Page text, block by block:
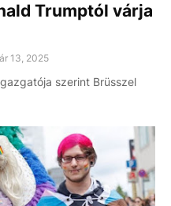
Trumptól várja
13, 2025
szerint Brüsszel